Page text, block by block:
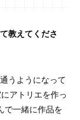
教えてくださ
うようになって
アトリエを作っ
で一緒に作品を